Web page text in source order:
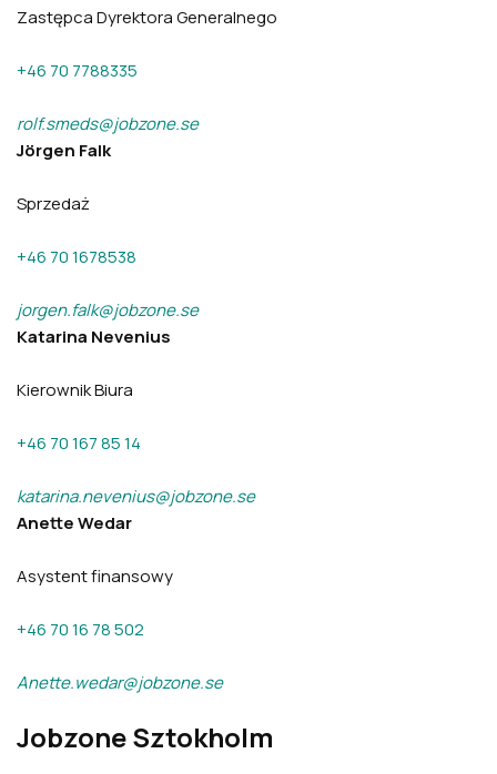
Zastępca Dyrektora Generalnego
+46 70 7788335
rolf.smeds@jobzone.se
Jörgen Falk
Sprzedaż
+46 70 1678538
jorgen.falk@jobzone.se
Katarina Nevenius
Kierownik Biura
+46 70 167 85 14
katarina.nevenius@jobzone.se
Anette Wedar
Asystent finansowy
+46 70 16 78 502
Anette.wedar@jobzone.se
Jobzone Sztokholm